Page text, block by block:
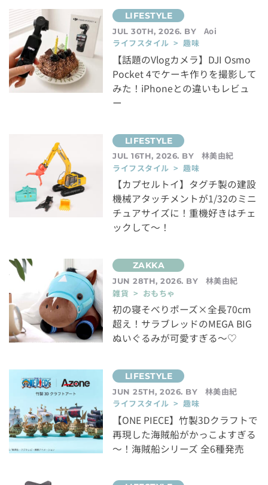
JUL 30TH, 2026. BY
Aoi
ライフスタイル > 趣味
【話題のVlogカメラ】DJI Osmo
Pocket 4でケーキ作りを撮影して
みた！iPhoneとの違いもレビュ
ー
JUL 16TH, 2026. BY
林美由紀
ライフスタイル > 趣味
【カプセルトイ】タグチ製の建設
機械アタッチメントが1/32のミニ
チュアサイズに！重機好きはチェ
ックして～！
JUN 28TH, 2026. BY
林美由紀
雑貨 > おもちゃ
初の寝そべりポーズ×全長70cm
超え！サラブレッドのMEGA BIG
ぬいぐるみが可愛すぎる～♡
JUN 25TH, 2026. BY
林美由紀
ライフスタイル > 趣味
【ONE PIECE】竹製3Dクラフトで
再現した海賊船がかっこよすぎる
～！海賊船シリーズ 全6種発売